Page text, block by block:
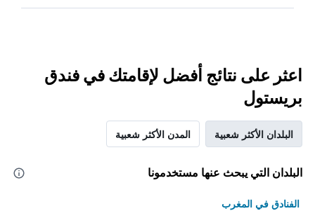
اعثر على نتائج أفضل لإقامتك في فندق
بريستول
البلدان الأكثر شعبية المدن الأكثر شعبية
البلدان التي يبحث عنها مستخدمونا
الفنادق في المغرب